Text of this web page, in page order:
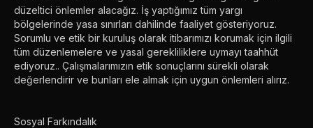
düzeltici önlemler alacağız. İş yaptığımız tüm yargı
bölgelerinde yasa sınırları dahilinde faaliyet gösteriyoruz.
Sorumlu ve etik bir kuruluş olarak itibarımızı korumak için ilgili
tüm düzenlemelere ve yasal gerekliliklere uymayı taahhüt
ediyoruz.. Çalışmalarımızın etik sonuçlarını sürekli olarak
değerlendirir ve bunları ele almak için uygun önlemleri alırız.
Sosyal Farkındalık